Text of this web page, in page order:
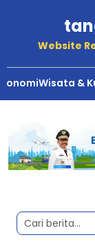
Website
Wisata &